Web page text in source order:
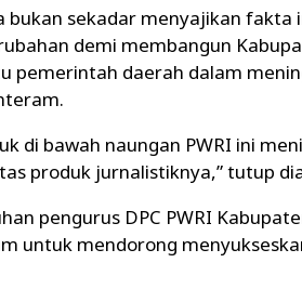
bukan sekadar menyajikan
demi membangun
pemerintah daerah dalam
di bawah naungan PWRI ini
produk jurnalistiknya,” tutup
pengurus DPC PWRI
untuk mendorong